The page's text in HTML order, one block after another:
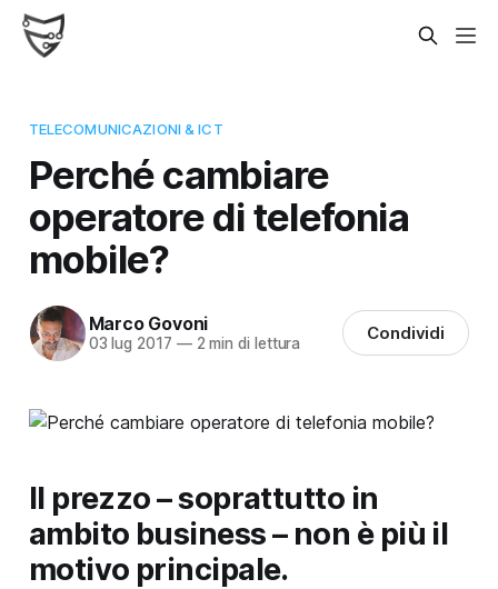
TELECOMUNICAZIONI & ICT
Perché cambiare
operatore di telefonia
mobile?
Marco Govoni
03 lug 2017 —2 min di lettura Condividi
Il prezzo – soprattutto in
ambito business – non è più il
motivo principale.